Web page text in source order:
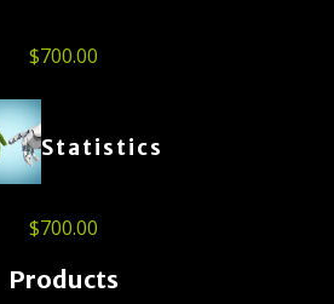
$700.00
Statistics
$700.00
Products